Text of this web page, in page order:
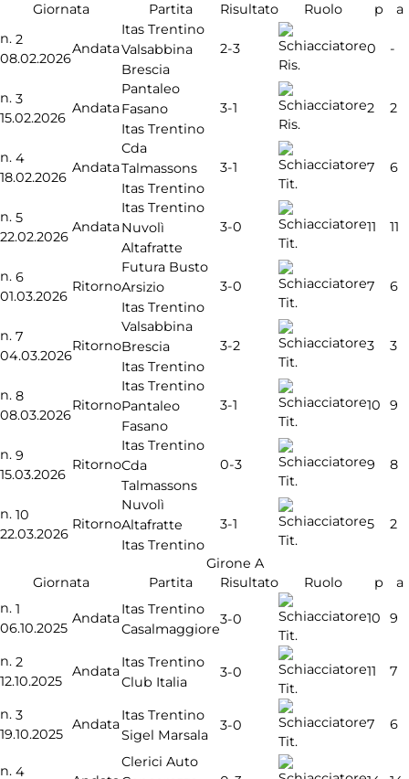
Giornata
Partita Risultato Ruolo p
a
n. 2
08.02.2026
Andata
Itas Trentino
Valsabbina
Brescia
2-3
Ris.
0 -
n. 3
15.02.2026
Andata
Pantaleo
Fasano
Itas Trentino
3-1
Ris.
2 2
n. 4
18.02.2026
Andata
Cda
Talmassons
Itas Trentino
3-1
Tit.
7 6
n. 5
22.02.2026
Andata
Itas Trentino
Nuvolì
Altafratte
3-0
Tit.
11 11
n. 6
01.03.2026
Ritorno
Futura Busto
Arsizio
Itas Trentino
3-0
Tit.
7 6
n. 7
04.03.2026
Ritorno
Valsabbina
Brescia
Itas Trentino
3-2
Tit.
3 3
n. 8
08.03.2026
Ritorno
Itas Trentino
Pantaleo
Fasano
3-1
Tit.
10 9
n. 9
15.03.2026
Ritorno
Itas Trentino
Cda
Talmassons
0-3
Tit.
9 8
n. 10
22.03.2026
Ritorno
Nuvolì
Altafratte
Itas Trentino
3-1
Tit.
5 2
Girone A
Giornata
Partita Risultato Ruolo p
a
n. 1
06.10.2025
Andata
Itas Trentino
Casalmaggiore
3-0
Tit.
10 9
n. 2
12.10.2025
Andata
Itas Trentino
Club Italia
3-0
Tit.
11 7
n. 3
19.10.2025
Andata
Itas Trentino
Sigel Marsala
3-0
Tit.
7 6
n. 4
Clerici Auto